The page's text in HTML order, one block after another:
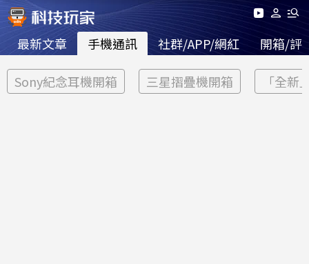
最新文章 手機通訊 社群/APP/網紅 開箱/評
Sony紀念耳機開箱 三星摺疊機開箱 「全新